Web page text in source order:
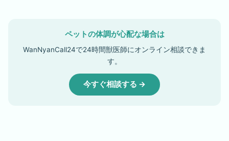
ペットの体調が心配な場合は
WanNyanCall24で24時間獣医師にオンライン相談できま
す。
今すぐ相談する →